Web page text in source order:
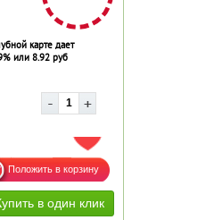
карте дает
или 8.92 руб
ДОБАВИТЬ В ИЗБРАННОЕ